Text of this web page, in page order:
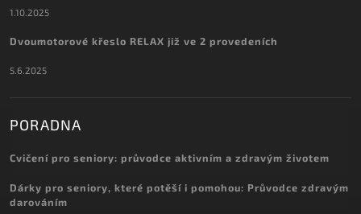
1.10.2025
Dvoumotorové křeslo RELAX již ve 2 provedeních
5.6.2025
PORADNA
Cvičení pro seniory: průvodce aktivním a zdravým životem
Dárky pro seniory, které potěší i pomohou: Průvodce zdravým
darováním